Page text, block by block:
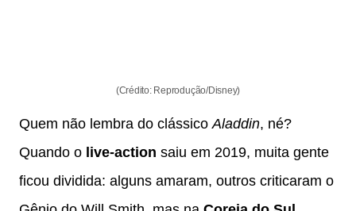
(Crédito: Reprodução/Disney)
Quem não lembra do clássicoAladdin, né?
Quando o live-action saiu em 2019, muita gente
ficou dividida: alguns amaram, outros criticaram o